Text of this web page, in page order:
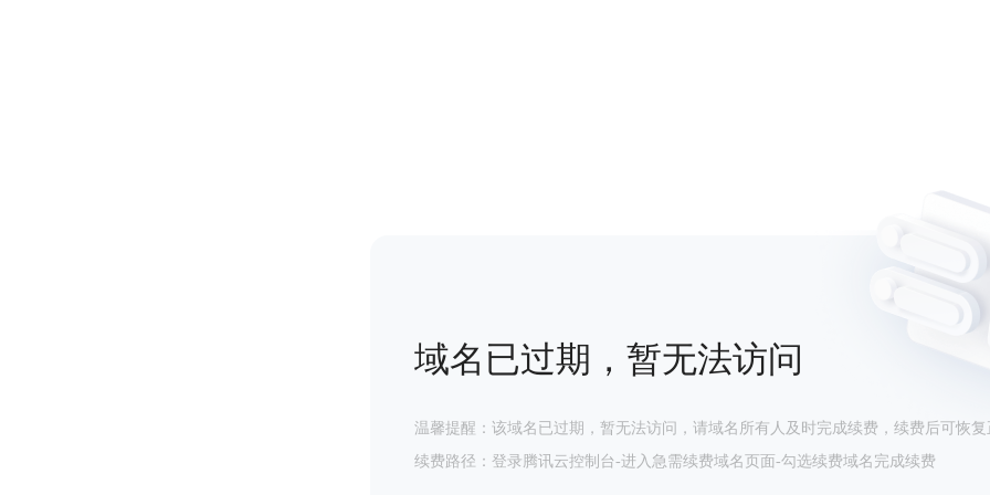
域名已过期，暂无法访问
温馨提醒：该域名已过期，暂无法访问，请域名所有人及时完成续费，续费后可恢复
续费路径：登录腾讯云控制台-进入急需续费域名页面-勾选续费域名完成续费